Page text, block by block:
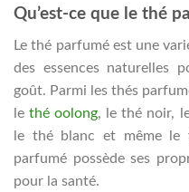
Qu’est-ce que le thé
Le thé parfumé est une
des essences naturelles
goût. Parmi les thés
lethé oolong, le thé noir,
le thé blanc et même le
parfumé possède ses
pour la santé.